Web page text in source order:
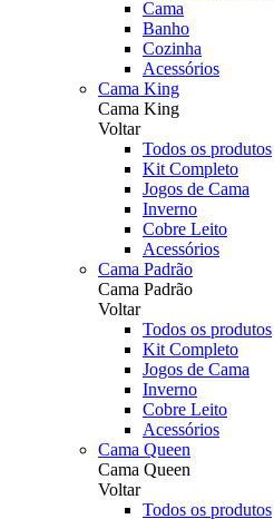
Cama
Banho
Cozinha
Acessórios
Cama King
Cama King
Voltar
Todos os produtos
Kit Completo
Jogos de Cama
Inverno
Cobre Leito
Acessórios
Cama Padrão
Cama Padrão
Voltar
Todos os produtos
Kit Completo
Jogos de Cama
Inverno
Cobre Leito
Acessórios
Cama Queen
Cama Queen
Voltar
Todos os produtos